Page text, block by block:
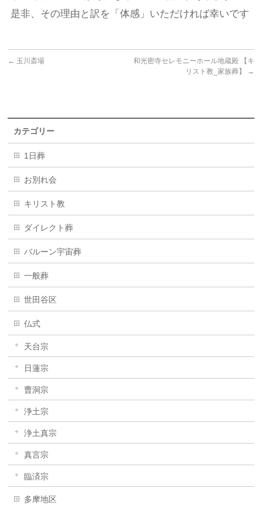
是非、その理由と訳を「体感」いただければ幸いです
← 玉川斎場
和光密寺セレモニーホール地蔵殿 【キ
リスト教_家族葬】
→
カテゴリー
1日葬
お別れ会
キリスト教
ダイレクト葬
バルーン宇宙葬
一般葬
世田谷区
仏式
天台宗
日蓮宗
曹洞宗
浄土宗
浄土真宗
真言宗
臨済宗
多摩地区